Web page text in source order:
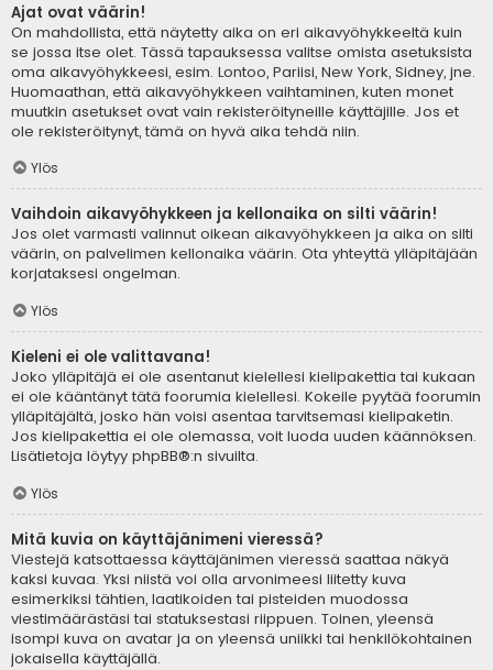
Ajat ovat väärin!
On mahdollista, että näytetty aika on eri aikavyöhykkeeltä kuin
se jossa itse olet. Tässä tapauksessa valitse omista asetuksista
oma aikavyöhykkeesi, esim. Lontoo, Pariisi, New York, Sidney, jne.
Huomaathan, että aikavyöhykkeen vaihtaminen, kuten monet
muutkin asetukset ovat vain rekisteröityneille käyttäjille. Jos et
ole rekisteröitynyt, tämä on hyvä aika tehdä niin.
Ylös
Vaihdoin aikavyöhykkeen ja kellonaika on silti väärin!
Jos olet varmasti valinnut oikean aikavyöhykkeen ja aika on silti
väärin, on palvelimen kellonaika väärin. Ota yhteyttä ylläpitäjään
korjataksesi ongelman.
Ylös
Kieleni ei ole valittavana!
Joko ylläpitäjä ei ole asentanut kielellesi kielipakettia tai kukaan
ei ole kääntänyt tätä foorumia kielellesi. Kokeile pyytää foorumin
ylläpitäjältä, josko hän voisi asentaa tarvitsemasi kielipaketin.
Jos kielipakettia ei ole olemassa, voit luoda uuden käännöksen.
Lisätietoja löytyy phpBB®:n sivuilta.
Ylös
Mitä kuvia on käyttäjänimeni vieressä?
Viestejä katsottaessa käyttäjänimen vieressä saattaa näkyä
kaksi kuvaa. Yksi niistä voi olla arvonimeesi liitetty kuva
esimerkiksi tähtien, laatikoiden tai pisteiden muodossa
viestimäärästäsi tai statuksestasi riippuen. Toinen, yleensä
isompi kuva on avatar ja on yleensä uniikki tai henkilökohtainen
jokaisella käyttäjällä.